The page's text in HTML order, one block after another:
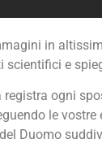
in
scientifici e
ogni
le
Duomo